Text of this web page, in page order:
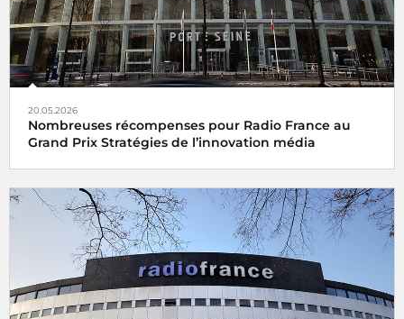
20.05.2026
Nombreuses récompenses pour Radio France au
Grand Prix Stratégies de l’innovation média